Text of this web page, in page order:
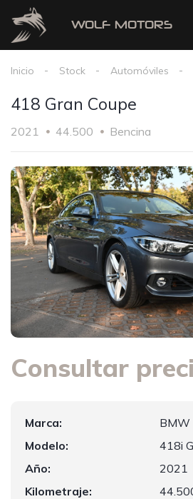
Inicio Stock Automóviles
418 Gran Coupe
2021 44.500 Bencina
Consultar
Marca:
BMW
Modelo:
418i
Año:
2021
Kilometraje: